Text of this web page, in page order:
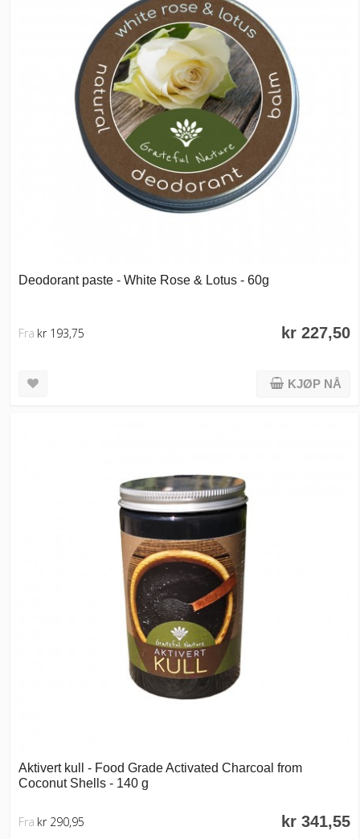
Deodorant paste - White Rose & Lotus - 60g
kr 227,50
Fra kr 193,75
KJØP NÅ
Aktivert kull - Food Grade Activated Charcoal from
Coconut Shells - 140 g
kr 341,55
Fra kr 290,95